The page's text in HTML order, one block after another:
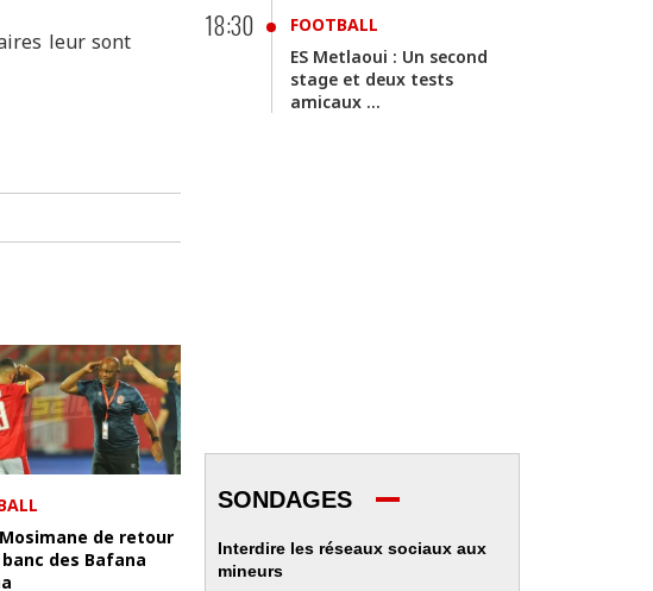
leur sont
de retour
des Bafana
18:30
FOOTBALL
ES Metlaoui : Un second
stage et deux tests
amicaux ...
SONDAGES
Interdire les réseaux sociaux aux
mineurs